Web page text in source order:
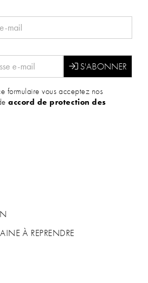
formulaire vous acceptez nos
accord de protection des
À REPRENDRE